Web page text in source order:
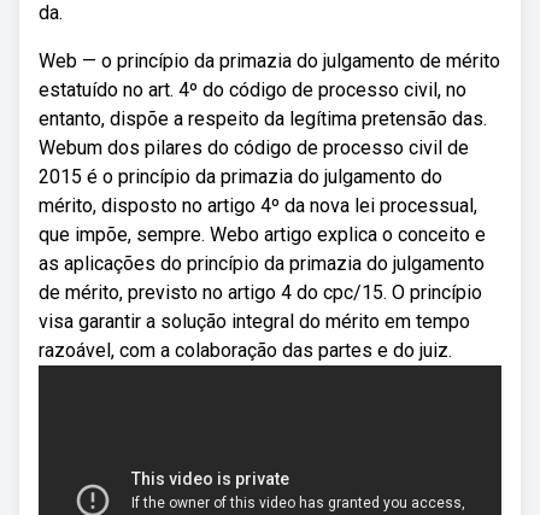
da.
Web — o princípio da primazia do julgamento de mérito
estatuído no art. 4º do código de processo civil, no
entanto, dispõe a respeito da legítima pretensão das.
Webum dos pilares do código de processo civil de
2015 é o princípio da primazia do julgamento do
mérito, disposto no artigo 4º da nova lei processual,
que impõe, sempre. Webo artigo explica o conceito e
as aplicações do princípio da primazia do julgamento
de mérito, previsto no artigo 4 do cpc/15. O princípio
visa garantir a solução integral do mérito em tempo
razoável, com a colaboração das partes e do juiz.